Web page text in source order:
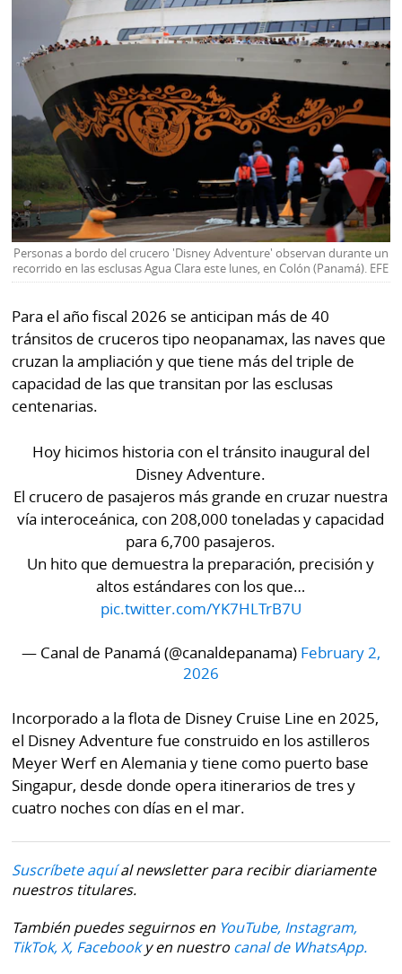
Personas a bordo del crucero 'Disney Adventure' observan durante un
recorrido en las esclusas Agua Clara este lunes, en Colón (Panamá). EFE
Para el año fiscal 2026 se anticipan más de 40
tránsitos de cruceros tipo neopanamax, las naves que
cruzan la ampliación y que tiene más del triple de
capacidad de las que transitan por las esclusas
centenarias.
Hoy hicimos historia con el tránsito inaugural del
Disney Adventure.
El crucero de pasajeros más grande en cruzar nuestra
vía interoceánica, con 208,000 toneladas y capacidad
para 6,700 pasajeros.
Un hito que demuestra la preparación, precisión y
altos estándares con los que…
pic.twitter.com/YK7HLTrB7U
— Canal de Panamá (@canaldepanama) February 2,
2026
Incorporado a la flota de Disney Cruise Line en 2025,
el Disney Adventure fue construido en los astilleros
Meyer Werf en Alemania y tiene como puerto base
Singapur, desde donde opera itinerarios de tres y
cuatro noches con días en el mar.
Suscríbete aquíal newsletter para recibir diariamente
nuestros titulares.
También puedes seguirnos en YouTube, Instagram,
TikTok, X, Facebooky en nuestro canal de WhatsApp.